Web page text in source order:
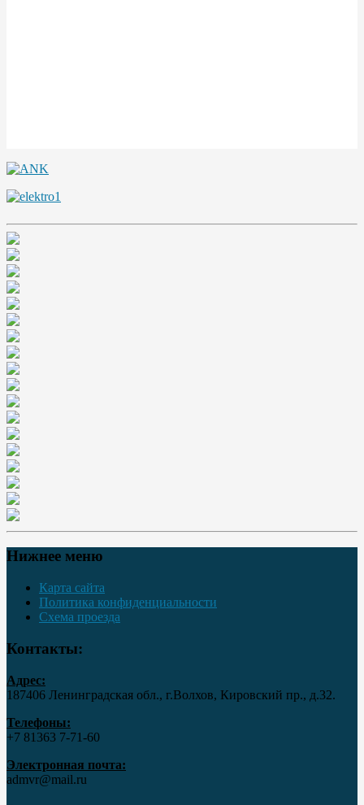
Нижнее меню
Карта сайта
Политика конфиденциальности
Схема проезда
Контакты:
Адрес:
187406 Ленинградская обл., г.Волхов, Кировский пр., д.32.
Телефоны:
+7 81363 7‑71-60
Электронная почта:
admvr@mail.ru